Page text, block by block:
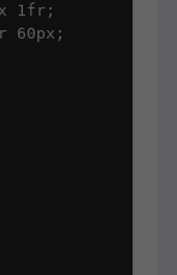
1fr;
60px;